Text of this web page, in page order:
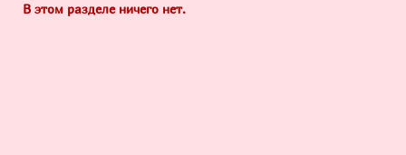
В этом разделе ничего нет.